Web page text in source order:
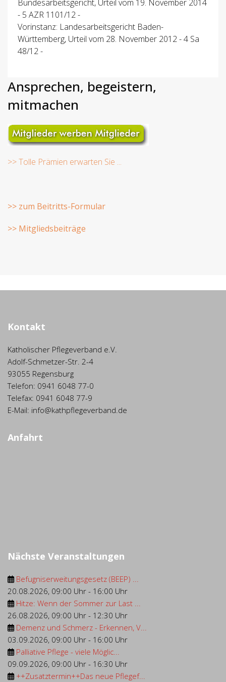
Bundesarbeitsgericht, Urteil vom 19. November 2014
- 5 AZR 1101/12 -
Vorinstanz: Landesarbeitsgericht Baden-
Württemberg, Urteil vom 28. November 2012 - 4 Sa
48/12 -
Ansprechen, begeistern,
mitmachen
>> Tolle Prämien erwarten Sie ...
>> zum Beitritts-Formular
>> Mitgliedsbeiträge
Kontakt
Katholischer Pflegeverband e.V.
Adolf-Schmetzer-Str. 2-4
93055 Regensburg
Telefon: 0941 6048 77-0
Telefax: 0941 6048 77-9
E-Mail: info@kathpflegeverband.de
Anfahrt
Nächste Veranstaltungen
Befugniserweitungsgesetz (BEEP) ...
20.08.2026, 09:00 Uhr - 16:00 Uhr
Hitze: Wenn der Sommer zur Last ...
26.08.2026, 09:00 Uhr - 12:30 Uhr
Demenz und Schmerz - Erkennen, V...
03.09.2026, 09:00 Uhr - 16:00 Uhr
Palliative Pflege - viele Möglic...
09.09.2026, 09:00 Uhr - 16:30 Uhr
++Zusatztermin++Das neue Pflegef...